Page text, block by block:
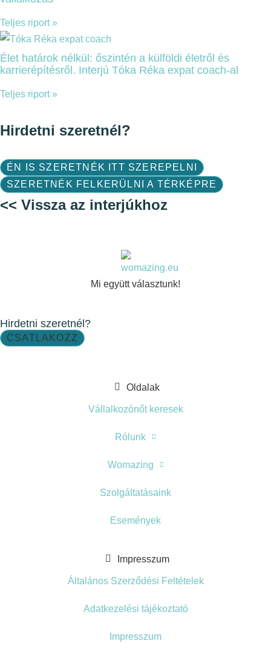
Teljes riport »
Élet határok nélkül: őszintén a külföldi életről és
karrierépítésről. Interjú Tóka Réka expat coach-al
Teljes riport »
Hirdetni szeretnél?
ÉN IS SZERETNÉK ITT SZEREPELNI
SZERETNÉK FELKERÜLNI A TÉRKÉPRE
<< Vissza az interjúkhoz
Mi együtt választunk!
Hirdetni szeretnél?
CSATLAKOZZ
Oldalak
Vállalkozónőt keresek
Rólunk
Womazing
Szolgáltatásaink
Események
Impresszum
Általános Szerződési Feltételek
Adatkezelési tájékoztató
Impresszum